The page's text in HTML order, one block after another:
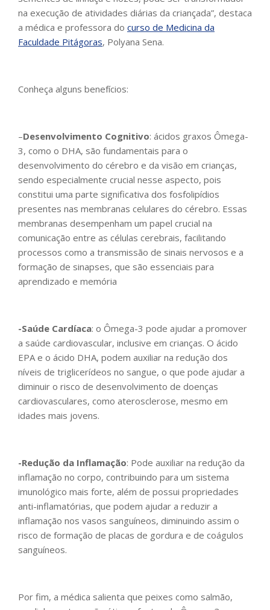
na execução de atividades diárias da criançada”, destaca
a médica e professora do curso de Medicina da
Faculdade Pitágoras, Polyana Sena.
Conheça alguns benefícios:
–Desenvolvimento Cognitivo: ácidos graxos Ômega-
3, como o DHA, são fundamentais para o
desenvolvimento do cérebro e da visão em crianças,
sendo especialmente crucial nesse aspecto, pois
constitui uma parte significativa dos fosfolipídios
presentes nas membranas celulares do cérebro. Essas
membranas desempenham um papel crucial na
comunicação entre as células cerebrais, facilitando
processos como a transmissão de sinais nervosos e a
formação de sinapses, que são essenciais para
aprendizado e memória
-Saúde Cardíaca: o Ômega-3 pode ajudar a promover
a saúde cardiovascular, inclusive em crianças. O ácido
EPA e o ácido DHA, podem auxiliar na redução dos
níveis de triglicerídeos no sangue, o que pode ajudar a
diminuir o risco de desenvolvimento de doenças
cardiovasculares, como aterosclerose, mesmo em
idades mais jovens.
-Redução da Inflamação: Pode auxiliar na redução da
inflamação no corpo, contribuindo para um sistema
imunológico mais forte, além de possui propriedades
anti-inflamatórias, que podem ajudar a reduzir a
inflamação nos vasos sanguíneos, diminuindo assim o
risco de formação de placas de gordura e de coágulos
sanguíneos.
Por fim, a médica salienta que peixes como salmão,